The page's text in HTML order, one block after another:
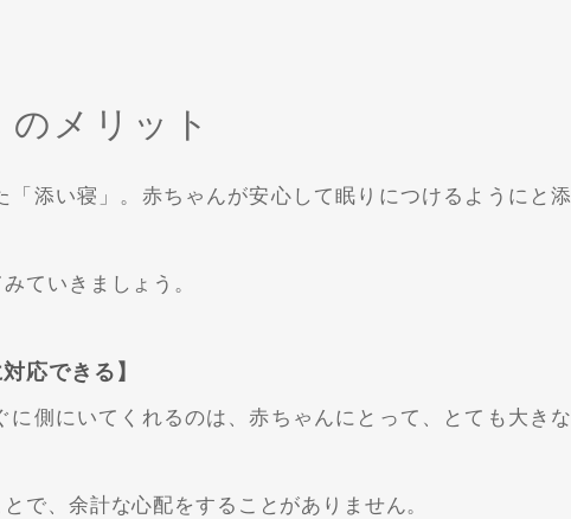
メリット
「添い寝」。赤ちゃんが安心して眠りにつけるようにと添
ていきましょう。
応できる】
側にいてくれるのは、赤ちゃんにとって、とても大きな
で、余計な心配をすることがありません。